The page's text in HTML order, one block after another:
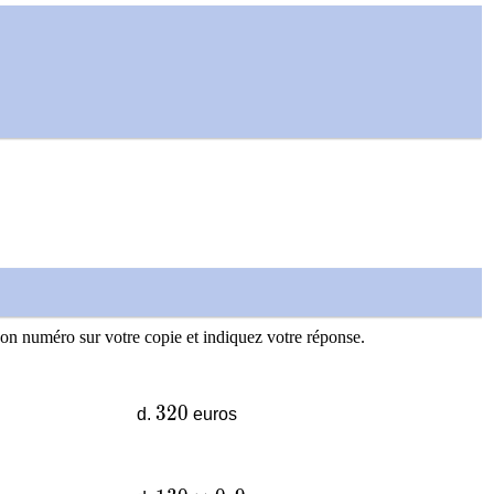
numéro sur votre copie et indiquez votre réponse.
320
320 euros